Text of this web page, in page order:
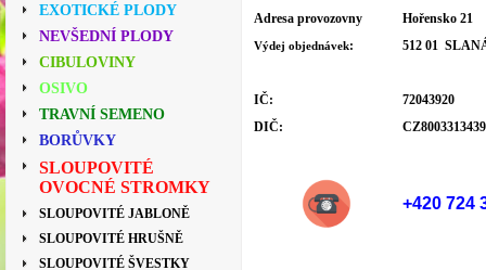
EXOTICKÉ PLODY
NEVŠEDNÍ PLODY
CIBULOVINY
OSIVO
TRAVNÍ SEMENO
BORŮVKY
SLOUPOVITÉ
OVOCNÉ STROMKY
SLOUPOVITÉ JABLONĚ
SLOUPOVITÉ HRUŠNĚ
SLOUPOVITÉ ŠVESTKY
Adresa provozovny
Výdej objednávek:
IČ:
DIČ:
Hořensko 21
512 01
72043920
CZ8003313439
+420 724